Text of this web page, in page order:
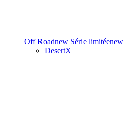
Off Roadnew Série limitéenew
DesertX